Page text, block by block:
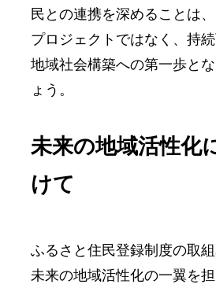
民との連携を深めることは
プロジェクトではなく、持
地域社会構築への第一歩と
ょう。
未来の地域活性化
けて
ふるさと住民登録制度の取組
未来の地域活性化の一翼を